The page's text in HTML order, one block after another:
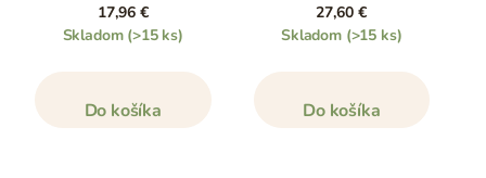
17,96 €
Skladom (>15 ks)
Do košíka
27,60 €
Skladom (>15 ks)
Do košíka